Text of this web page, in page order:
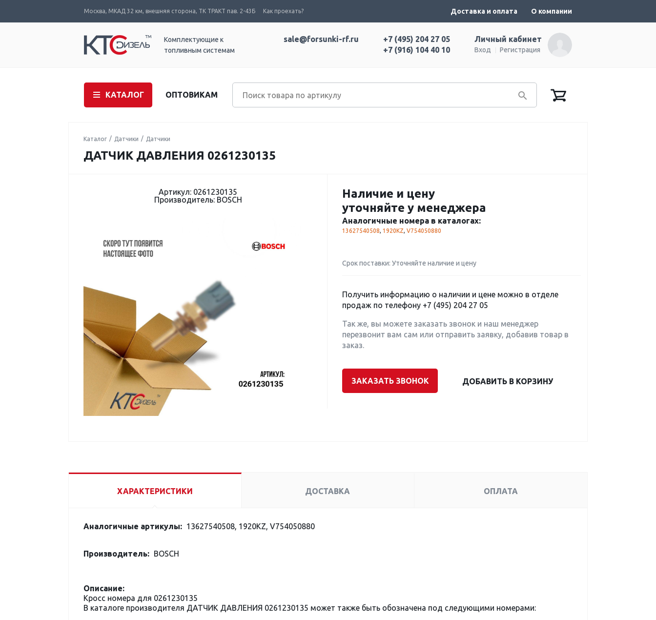
Москва, МКАД 32 км, внешняя сторона, ТК ТРАКТ пав. 2-43Б Как проехать? Доставка и оплата О компании
Комплектующие к
топливным системам
Личный кабинет
Вход Регистрация
+7 (495) 204 27 05
+7 (916) 104 40 10
sale@forsunki-rf.ru
КАТАЛОГ ОПТОВИКАМ
Каталог Датчики Датчики
ДАТЧИК ДАВЛЕНИЯ 0261230135
Артикул: 0261230135
Производитель: BOSCH
Наличие и цену
уточняйте у менеджера
Аналогичные номера в каталогах:
13627540508, 1920KZ, V754050880
Срок поставки: Уточняйте наличие и цену
Получить информацию о наличии и цене можно в отделе
продаж по телефону +7 (495) 204 27 05
Так же, вы можете заказать звонок и наш менеджер
перезвонит вам сам или отправить заявку, добавив товар в
заказ.
ЗАКАЗАТЬ ЗВОНОК ДОБАВИТЬ В КОРЗИНУ
ХАРАКТЕРИСТИКИ ДОСТАВКА ОПЛАТА
Аналогичные артикулы: 13627540508, 1920KZ, V754050880
Производитель: BOSCH
Описание:
Кросс номера для 0261230135
В каталоге производителя ДАТЧИК ДАВЛЕНИЯ 0261230135 может также быть обозначена под следующими номерами: